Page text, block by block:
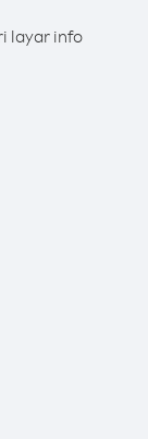
layar info